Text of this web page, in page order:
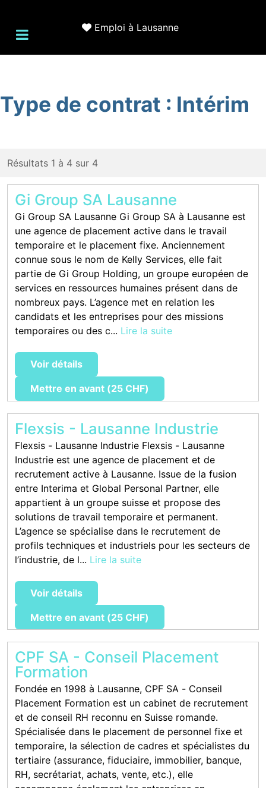
Emploi à Lausanne
Type de contrat : Intérim
Résultats 1 à 4 sur 4
Gi Group SA Lausanne
Gi Group SA Lausanne Gi Group SA à Lausanne est
une agence de placement active dans le travail
temporaire et le placement fixe. Anciennement
connue sous le nom de Kelly Services, elle fait
partie de Gi Group Holding, un groupe européen de
services en ressources humaines présent dans de
nombreux pays. L’agence met en relation les
candidats et les entreprises pour des missions
temporaires ou des c... Lire la suite
Voir détails
Mettre en avant (25 CHF)
Flexsis - Lausanne Industrie
Flexsis - Lausanne Industrie Flexsis - Lausanne
Industrie est une agence de placement et de
recrutement active à Lausanne. Issue de la fusion
entre Interima et Global Personal Partner, elle
appartient à un groupe suisse et propose des
solutions de travail temporaire et permanent.
L’agence se spécialise dans le recrutement de
profils techniques et industriels pour les secteurs de
l’industrie, de l... Lire la suite
Voir détails
Mettre en avant (25 CHF)
CPF SA - Conseil Placement
Formation
Fondée en 1998 à Lausanne, CPF SA - Conseil
Placement Formation est un cabinet de recrutement
et de conseil RH reconnu en Suisse romande.
Spécialisée dans le placement de personnel fixe et
temporaire, la sélection de cadres et spécialistes du
tertiaire (assurance, fiduciaire, immobilier, banque,
RH, secrétariat, achats, vente, etc.), elle